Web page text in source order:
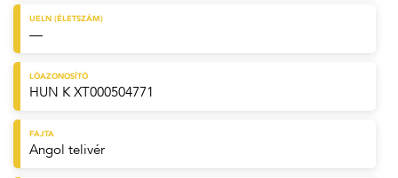
UELN (ÉLETSZÁM)
—
LÓAZONOSÍTÓ
HUN K XT000504771
FAJTA
Angol telivér